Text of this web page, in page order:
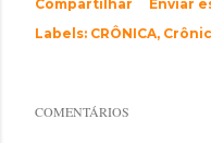
Compartilhar
Enviar
Labels: CRÔNICA
COMENTÁRIOS